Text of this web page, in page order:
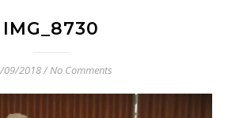
IMG_8730
09/2018/No Comments